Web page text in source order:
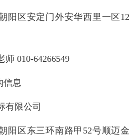
阳区安定门外安华西里一区12
010-64266549
信息
有限公司
阳区东三环南路甲52号顺迈金